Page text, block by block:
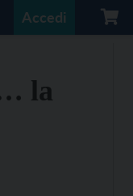
Accedi
la